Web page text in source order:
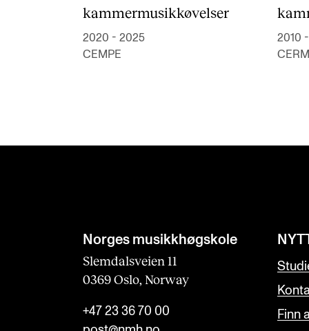
kammermusikkøvelser
2020 - 2025
CEMPE
2010
CERM
Norges musikk­høgskole
Slemdalsveien 11
0369 Oslo, Norway
+47 23 36 70 00
Finn